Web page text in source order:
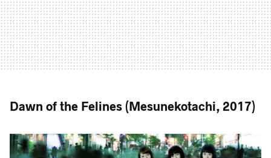
Dawn of the Felines (Mesunekotachi, 2017)